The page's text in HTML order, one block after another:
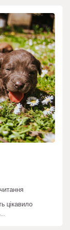
цікавило